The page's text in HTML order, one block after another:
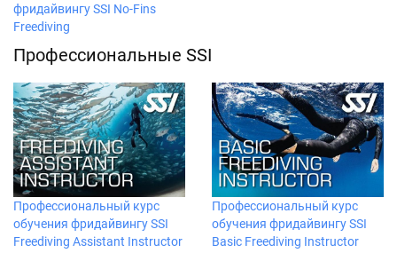
фридайвингу SSI No-Fins
Freediving
Профессиональные SSI
Профессиональный курс
обучения фридайвингу SSI
Freediving Assistant Instructor
Профессиональный курс
обучения фридайвингу SSI
Basic Freediving Instructor